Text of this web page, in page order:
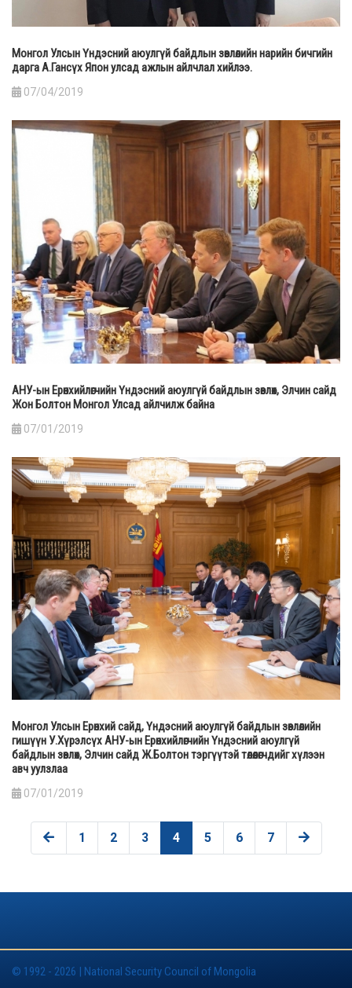
Монгол Улсын Үндэсний аюулгүй байдлын зөвлөлийн нарийн бичгийн
дарга А.Гансүх Япон улсад ажлын айлчлал хийлээ.
07/04/2019
АНУ-ын Ерөнхийлөгчийн Үндэсний аюулгүй байдлын зөвлөх, Элчин сайд
Жон Болтон Монгол Улсад айлчилж байна
07/01/2019
Монгол Улсын Ерөнхий сайд, Үндэсний аюулгүй байдлын зөвлөлийн
гишүүн У.Хүрэлсүх АНУ-ын Ерөнхийлөгчийн Үндэсний аюулгүй
байдлын зөвлөх, Элчин сайд Ж.Болтон тэргүүтэй төлөөлөгчдийг хүлээн
авч уулзлаа
07/01/2019
1 2 3 4 5 6 7
© 1992 - 2026 | National Security Council of Mongolia